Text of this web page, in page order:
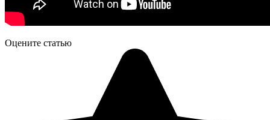
Оцените статью